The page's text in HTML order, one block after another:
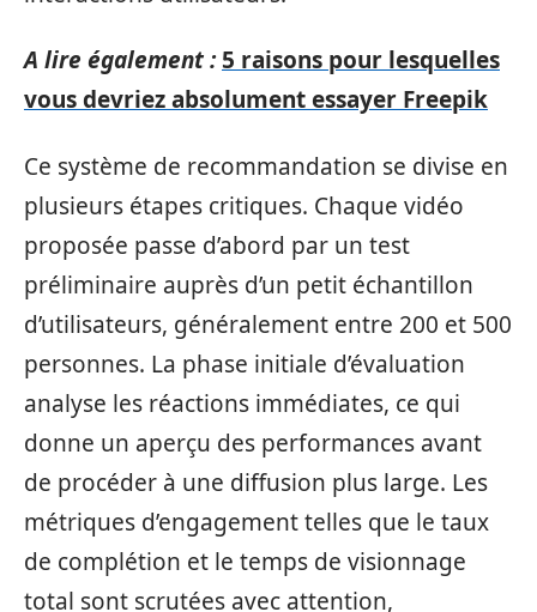
A lire également : 5 raisons pour lesquelles
vous devriez absolument essayer Freepik
Ce système de recommandation se divise en
plusieurs étapes critiques. Chaque vidéo
proposée passe d’abord par un test
préliminaire auprès d’un petit échantillon
d’utilisateurs, généralement entre 200 et 500
personnes. La phase initiale d’évaluation
analyse les réactions immédiates, ce qui
donne un aperçu des performances avant
de procéder à une diffusion plus large. Les
métriques d’engagement telles que le taux
de complétion et le temps de visionnage
total sont scrutées avec attention,